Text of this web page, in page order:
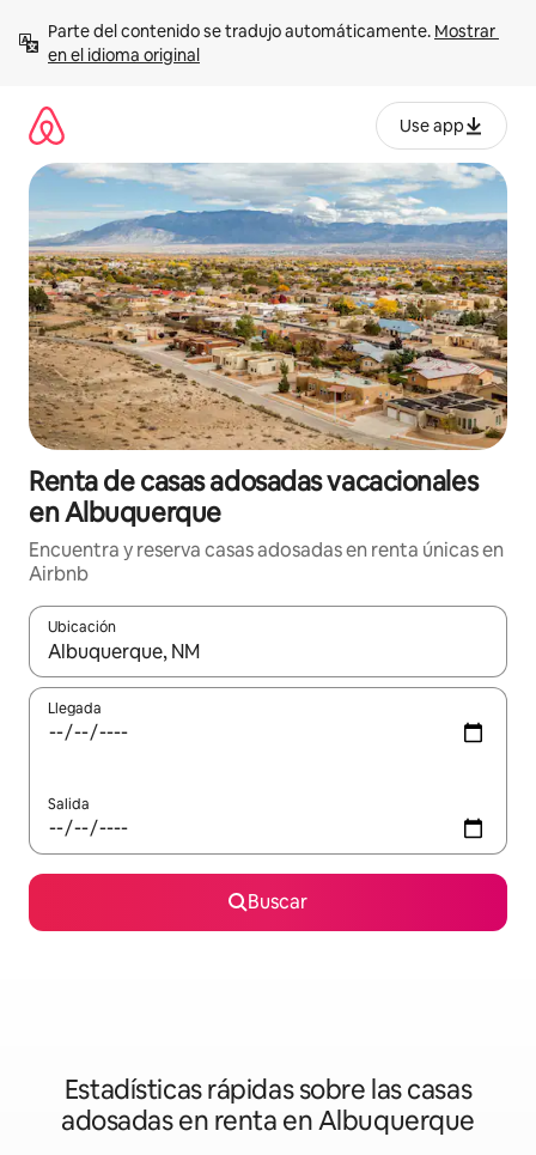
contenido
Parte del contenido se tradujo automáticamente. Mostrar
en el idioma original
Use app
Renta de casas adosadas vacacionales
en Albuquerque
Encuentra y reserva casas adosadas en renta únicas en
Airbnb
Ubicación
Cuando los resultados estén disponibles, podrás navegar
Llegada
Salida
Buscar
Estadísticas rápidas sobre las casas
adosadas en renta en Albuquerque